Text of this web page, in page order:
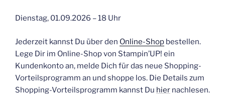
Dienstag, 01.09.2026 – 18 Uhr
Jederzeit kannst Du über den Online-Shop bestellen.
Lege Dir im Online-Shop von Stampin’UP! ein
Kundenkonto an, melde Dich für das neue Shopping-
Vorteilsprogramm an und shoppe los. Die Details zum
Shopping-Vorteilsprogramm kannst Du hier nachlesen.